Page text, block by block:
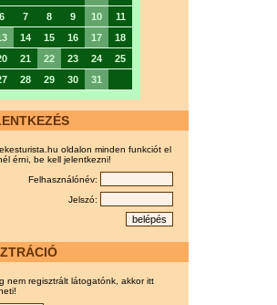
6 7 8 9 10
11
14 15 16 17
18
21 22 23 24
25
28 29 30 31
oldalon minden funkciót el
érni, be kell jelentkezni!
Felhasználónév:
Jelszó:
nem regisztrált látogatónk, akkor itt